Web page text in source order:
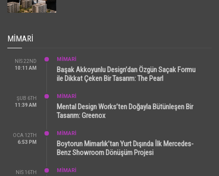
MIMARI
NIS 22ND
10:11 AM
MİMARİ
Başak Akkoyunlu Design’dan Özgün Saçak Formu
ile Dikkat Çeken Bir Tasarım: The Pearl
ŞUB 6TH
11:39 AM
MİMARİ
Mental Design Works’ten Doğayla Bütünleşen Bir
Tasarım: Greenox
OCA 12TH
6:53 PM
MİMARİ
Boytorun Mimarlık’tan Yurt Dışında İlk Mercedes-
Benz Showroom Dönüşüm Projesi
NIS 16TH
MİMARİ